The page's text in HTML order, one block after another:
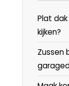
Plat
kijken?
Zussen